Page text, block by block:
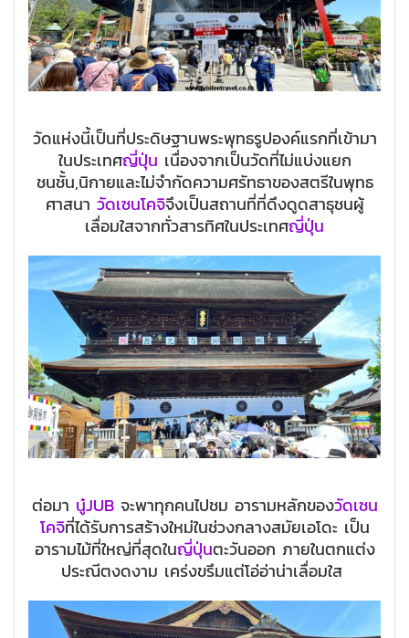
วัดแห่งนี้เป็นที่ประดิษฐานพระพุทธรูปองค์แรกที่เข้ามา
ในประเทศญี่ปุ่น เนื่องจากเป็นวัดที่ไม่แบ่งแยก
ชนชั้น,นิกายและไม่จำกัดความศรัทธาของสตรีในพุทธ
ศาสนา วัดเซนโคจิจึงเป็นสถานที่ที่ดึงดูดสาธุชนผู้
เลื่อมใสจากทั่วสารทิศในประเทศญี่ปุ่น
ต่อมา นู๋JUBจะพาทุกคนไปชม อารามหลักของวัดเซน
โคจิที่ได้รับการสร้างใหม่ในช่วงกลางสมัยเอโดะ เป็น
อารามไม้ที่ใหญ่ที่สุดในญี่ปุ่นตะวันออก ภายในตกแต่ง
ประณีตงดงาม เคร่งขรึมแต่โอ่อ่าน่าเลื่อมใส